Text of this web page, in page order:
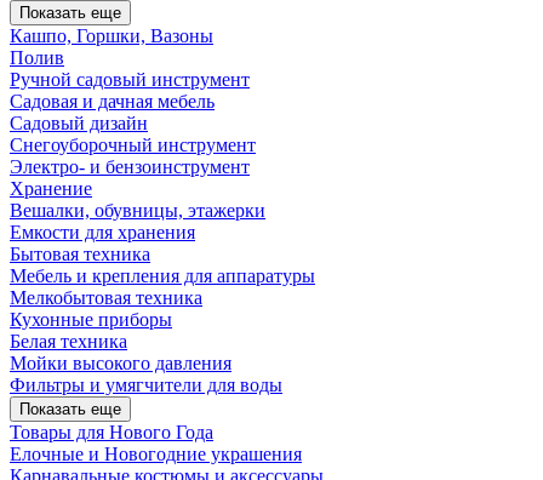
Показать еще
Кашпо, Горшки, Вазоны
Полив
Ручной садовый инструмент
Садовая и дачная мебель
Садовый дизайн
Снегоуборочный инструмент
Электро- и бензоинструмент
Хранение
Вешалки, обувницы, этажерки
Емкости для хранения
Бытовая техника
Мебель и крепления для аппаратуры
Мелкобытовая техника
Кухонные приборы
Белая техника
Мойки высокого давления
Фильтры и умягчители для воды
Показать еще
Товары для Нового Года
Елочные и Новогодние украшения
Карнавальные костюмы и аксессуары